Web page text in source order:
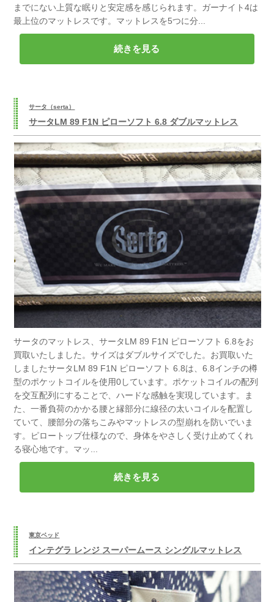
までにない上質な眠りと安定感を感じられます。ガーナイト4は
最上位のマットレスです。マットレスを5つに分...
続きを見る
サータ（serta）
サータLM 89 F1N ピローソフト 6.8 ダブルマットレス
サータのマットレス、サータLM 89 F1N ピローソフト 6.8をお
買取いたしました。サイズはダブルサイズでした。お買取いた
しましたサータLM 89 F1N ピローソフト 6.8は、6.8インチの樽
型のポケットコイルを使用0しています。ポケットコイルの配列
を交互配列にすることで、ハードな感触を実現しています。ま
た、一番負荷のかかる腰と縁部分に線径の太いコイルを配置し
ていて、腰部分の落ちこみやマットレスの型崩れを防いでいま
す。ピロートップ仕様なので、身体をやさしく受け止めてくれ
る寝心地です。マッ...
続きを見る
東京ベッド
インテグラ レンジ スーパームース シングルマットレス